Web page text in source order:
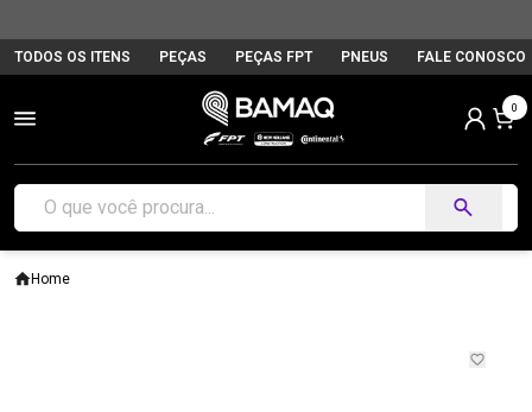
TODOS OS ITENS PEÇAS PEÇAS FPT PNEUS FALE CONOSCO
0
Home